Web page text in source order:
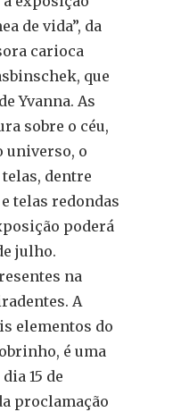
de vida”, da
carioca
que
Yvanna. As
sobre o céu,
universo, o
telas, dentre
telas redondas
poderá
julho.
na
A
elementos do
é uma
15 de
proclamação